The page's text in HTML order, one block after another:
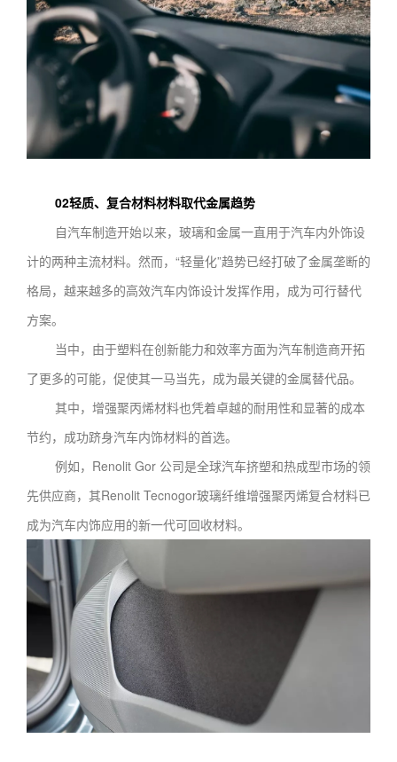
02轻质、复合材料材料取代金属趋势
自汽车制造开始以来，玻璃和金属一直用于汽车内外饰设
计的两种主流材料。然而，“轻量化”趋势已经打破了金属垄断的
格局，越来越多的高效汽车内饰设计发挥作用，成为可行替代
方案。
当中，由于塑料在创新能力和效率方面为汽车制造商开拓
了更多的可能，促使其一马当先，成为最关键的金属替代品。
其中，增强聚丙烯材料也凭着卓越的耐用性和显著的成本
节约，成功跻身汽车内饰材料的首选。
例如，Renolit Gor 公司是全球汽车挤塑和热成型市场的领
先供应商，其Renolit Tecnogor玻璃纤维增强聚丙烯复合材料已
成为汽车内饰应用的新一代可回收材料。